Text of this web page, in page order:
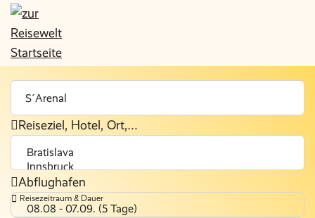
Reiseziel, Hotel, Ort,…
Abflughafen
Reisezeitraum & Dauer
08.08 - 07.09. (5 Tage)